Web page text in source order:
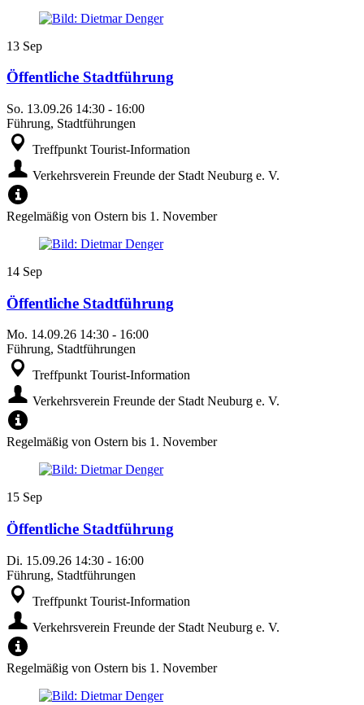
13 Sep
Öffentliche Stadtführung
So. 13.09.26 14:30 - 16:00
Führung, Stadtführungen
Treffpunkt Tourist-Information
Verkehrsverein Freunde der Stadt Neuburg e. V.
Regelmäßig von Ostern bis 1. November
14 Sep
Öffentliche Stadtführung
Mo. 14.09.26 14:30 - 16:00
Führung, Stadtführungen
Treffpunkt Tourist-Information
Verkehrsverein Freunde der Stadt Neuburg e. V.
Regelmäßig von Ostern bis 1. November
15 Sep
Öffentliche Stadtführung
Di. 15.09.26 14:30 - 16:00
Führung, Stadtführungen
Treffpunkt Tourist-Information
Verkehrsverein Freunde der Stadt Neuburg e. V.
Regelmäßig von Ostern bis 1. November